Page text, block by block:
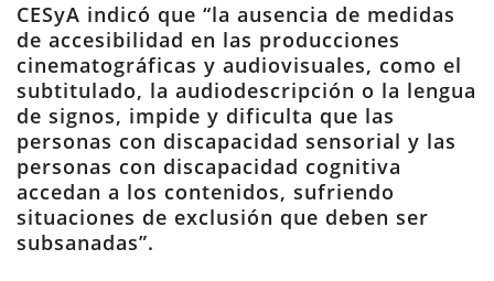
CESyA indicó que “la ausencia de medidas
de accesibilidad en las producciones
cinematográficas y audiovisuales, como el
subtitulado, la audiodescripción o la lengua
de signos, impide y dificulta que las
personas con discapacidad sensorial y las
personas con discapacidad cognitiva
accedan a los contenidos, sufriendo
situaciones de exclusión que deben ser
subsanadas”.